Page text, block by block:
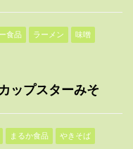
食品 ラーメン
味噌
ップスターみそ
まるか食品 やきそば